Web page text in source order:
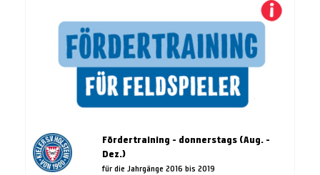
Fördertraining - donnerstags (Aug. -
Dez.)
für die Jahrgänge 2016 bis 2019